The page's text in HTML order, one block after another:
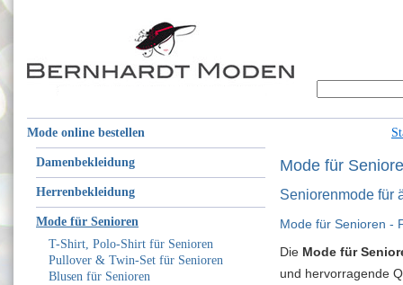
Mode online bestellen
Damenbekleidung
Herrenbekleidung
Mode für Senioren
T-Shirt, Polo-Shirt für Senioren
Pullover & Twin-Set für Senioren
Blusen für Senioren
Mode für
Seniorenmode für
Mode für Senioren -
Die Mode für
und hervorragende